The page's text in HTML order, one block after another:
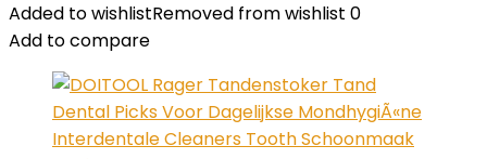
Added to wishlistRemoved from wishlist 0
Add to compare